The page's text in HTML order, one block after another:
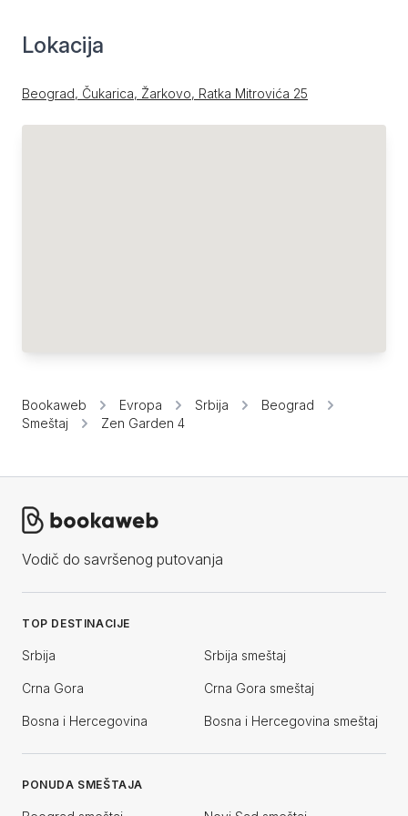
Lokacija
Beograd, Čukarica, Žarkovo, Ratka Mitrovića 25
Bookaweb Evropa Srbija
Beograd
Smeštaj
Zen Garden 4
Vodič do savršenog putovanja
TOP DESTINACIJE
Srbija Srbija smeštaj
Crna Gora Crna Gora smeštaj
Bosna i Hercegovina Bosna i Hercegovina smeštaj
PONUDA SMEŠTAJA